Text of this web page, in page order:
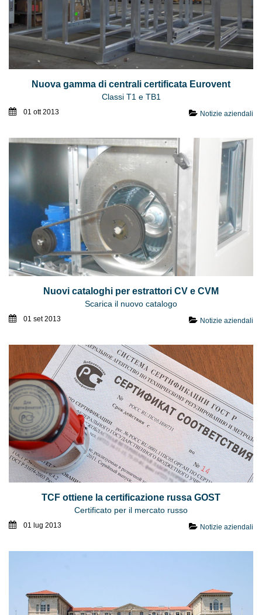
Nuova gamma di centrali certificata Eurovent
Classi T1 e TB1
01 ott 2013 Notizie aziendali
Nuovi cataloghi per estrattori CV e CVM
Scarica il nuovo catalogo
01 set 2013 Notizie aziendali
TCF ottiene la certificazione russa GOST
Certificato per il mercato russo
01 lug 2013 Notizie aziendali